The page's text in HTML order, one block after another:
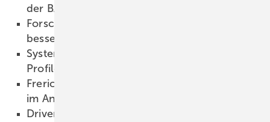
der BAU-Rezession
Forschungsprojekt: Isoliergläser für
besseren Mobilfunkempfang
Systemwechsel: Weku setzt in Zukunft auf
Profile von Veka
Frerichs Glas: Jetzt auch Fineo Vakuum-Glas
im Angebot
Drivers´ Seat No 9: Innerbetriebliche